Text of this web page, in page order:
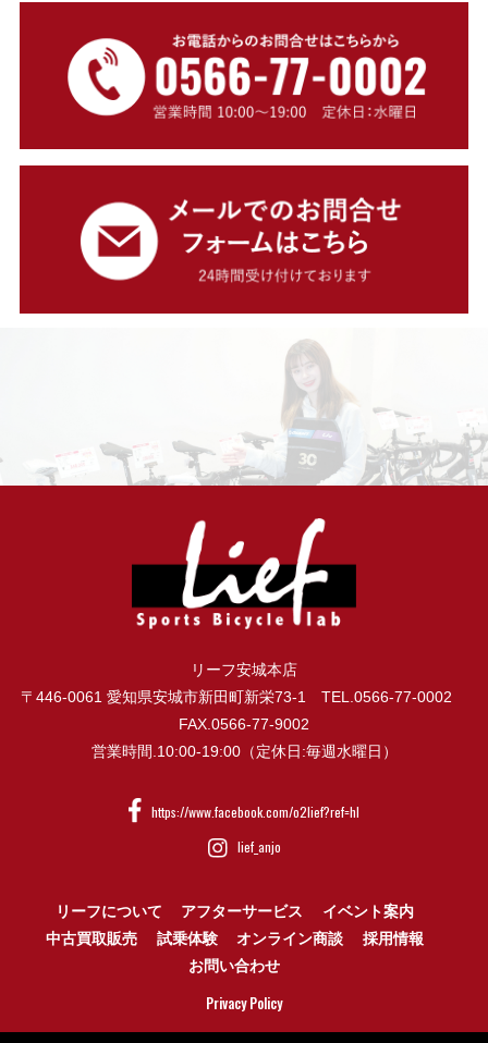
リーフ安城本店
〒446-0061 愛知県安城市新田町新栄73-1 TEL.0566-77-0002
FAX.0566-77-9002
営業時間.10:00-19:00（定休日:毎週水曜日）
https://www.facebook.com/o2lief?ref=hl
lief_anjo
リーフについて アフターサービス
イベント案内
中古買取販売
試乗体験 オンライン商談
採用情報
お問い合わせ
Privacy Policy